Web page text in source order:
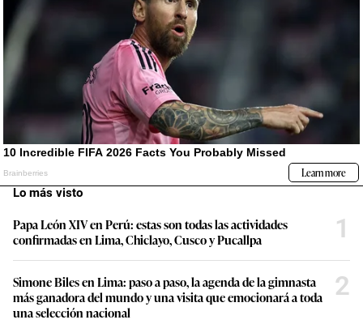
Lo más visto
Papa León XIV en Perú: estas son todas las actividades
confirmadas en Lima, Chiclayo, Cusco y Pucallpa
1
Simone Biles en Lima: paso a paso, la agenda de la gimnasta
más ganadora del mundo y una visita que emocionará a toda
una selección nacional
2